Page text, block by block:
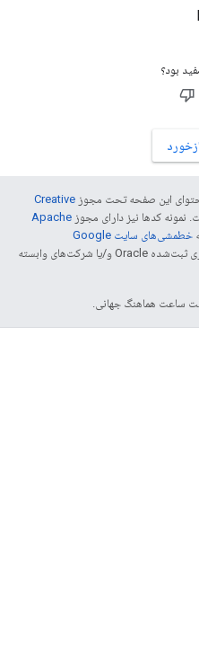
بود؟
این صفحه تحت مجوز Creative
نمونه کدها نیز دارای مجوز Apache
خطمشی‌های سایت Google
مراجعه کنید. جاوا علامت تجاری ثبت‌شده Oracle و/یا شرکت‌های وابسته